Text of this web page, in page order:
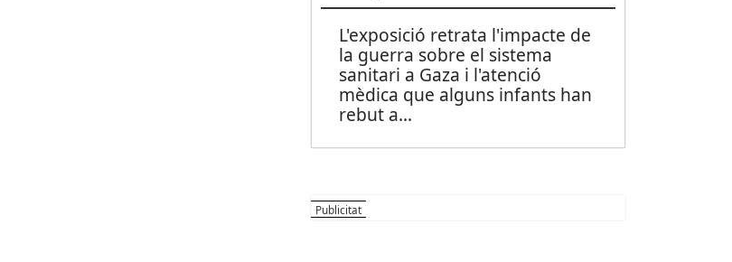
L'exposició retrata l'impacte de
la guerra sobre el sistema
sanitari a Gaza i l'atenció
mèdica que alguns infants han
rebut a...